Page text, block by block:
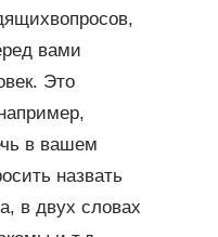
вами
Это
в вашем
назвать
в двух словах